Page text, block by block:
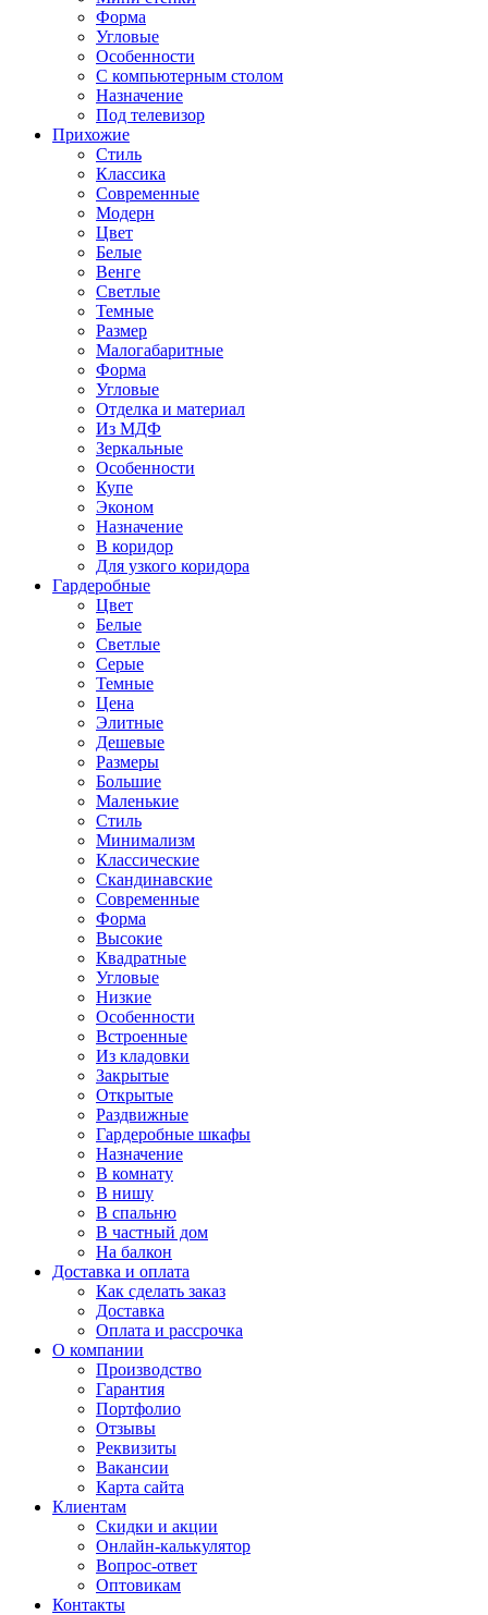
Форма
Угловые
Особенности
С компьютерным столом
Назначение
Под телевизор
Прихожие
Стиль
Классика
Современные
Модерн
Цвет
Белые
Венге
Светлые
Темные
Размер
Малогабаритные
Форма
Угловые
Отделка и материал
Из МДФ
Зеркальные
Особенности
Купе
Эконом
Назначение
В коридор
Для узкого коридора
Гардеробные
Цвет
Белые
Светлые
Серые
Темные
Цена
Элитные
Дешевые
Размеры
Большие
Маленькие
Стиль
Минимализм
Классические
Скандинавские
Современные
Форма
Высокие
Квадратные
Угловые
Низкие
Особенности
Встроенные
Из кладовки
Закрытые
Открытые
Раздвижные
Гардеробные шкафы
Назначение
В комнату
В нишу
В спальню
В частный дом
На балкон
Доставка и оплата
Как сделать заказ
Доставка
Оплата и рассрочка
О компании
Производство
Гарантия
Портфолио
Отзывы
Реквизиты
Вакансии
Карта сайта
Клиентам
Скидки и акции
Онлайн-калькулятор
Вопрос-ответ
Оптовикам
Контакты